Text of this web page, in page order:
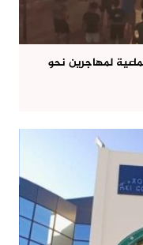
لمهاجرين نحو